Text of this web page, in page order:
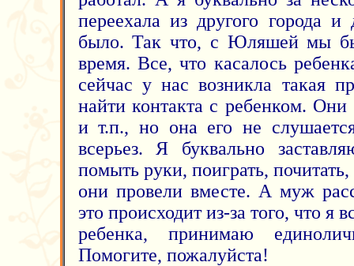
переехала из другого города
было. Так что, с Юляшей мы
время. Все, что касалось
сейчас у нас возникла такая
найти контакта с ребенком.
и т.п., но она его не
всерьез. Я буквально
помыть руки, поиграть,
они провели вместе. А муж
это происходит из-за того, что я
ребенка, принимаю
Помогите, пожалуйста!